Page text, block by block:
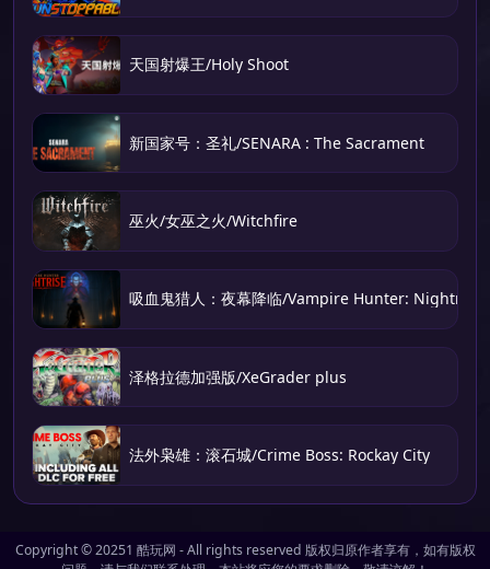
天国射爆王/Holy Shoot
新国家号：圣礼/SENARA : The Sacrament
巫火/女巫之火/Witchfire
吸血鬼猎人：夜幕降临/Vampire Hunter: Nightrise
泽格拉德加强版/XeGrader plus
法外枭雄：滚石城/Crime Boss: Rockay City
Copyright © 20251 酷玩网 - All rights reserved 版权归原作者享有，如有版权